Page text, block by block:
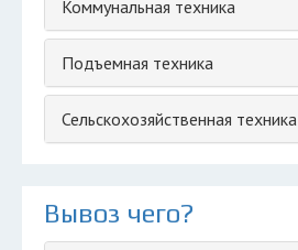
Коммунальная техника
Подъемная техника
Сельскохозяйственная техника
Вывоз чего?